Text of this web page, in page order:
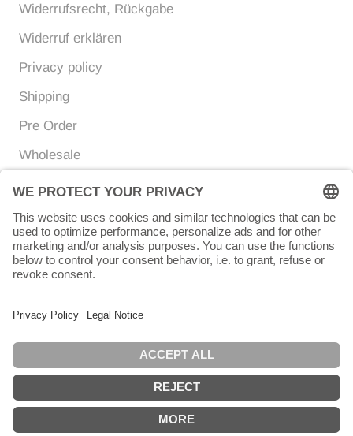
Widerrufsrecht, Rückgabe
Widerruf erklären
Privacy policy
Shipping
Pre Order
Wholesale
Currency
EUR € Language
ENGLISH
© Chunigula mexfashion